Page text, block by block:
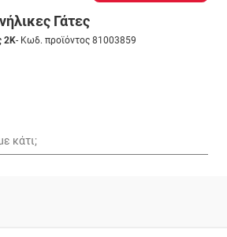
Γάτες
2K- Κωδ. προϊόντος 81003859